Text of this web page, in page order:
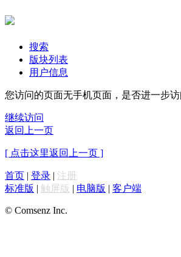
搜索
版块列表
用户信息
您访问的页面无手机页面，是否进一步访
继续访问
返回上一页
[ 点击这里返回上一页 ]
首页 | 登录 | 注册
标准版 | 触屏版 | 电脑版 | 客户端
© Comsenz Inc.